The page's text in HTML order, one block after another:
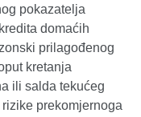
pokazatelja
domaćih
prilagođenog
kretanja
ili salda tekućeg
prekomjernoga